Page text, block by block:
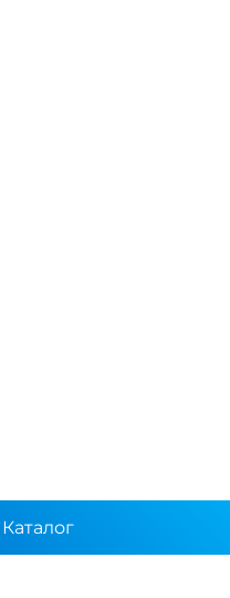
Каталог